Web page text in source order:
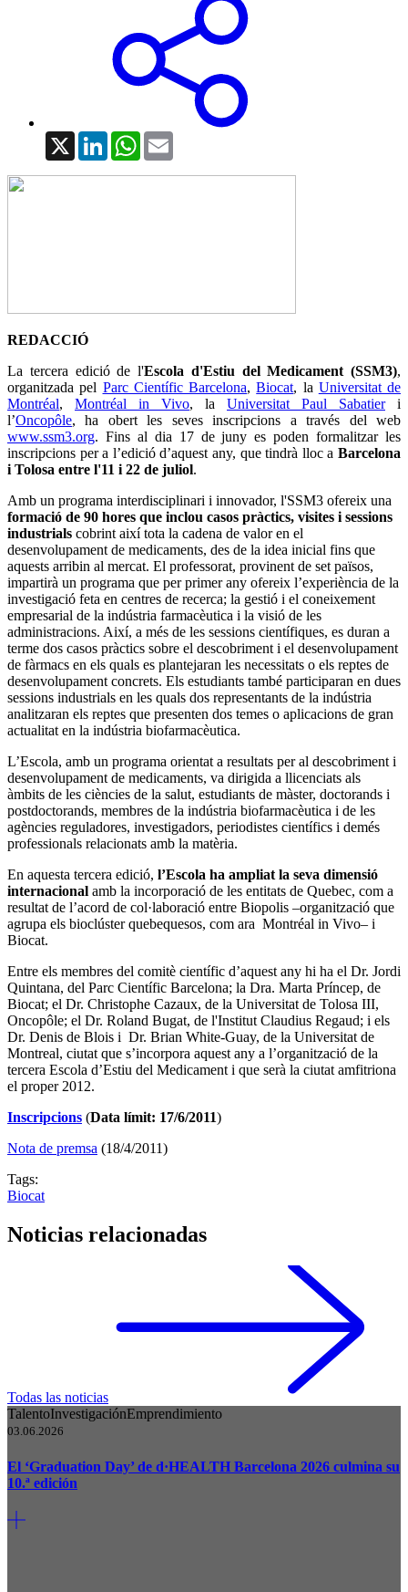
X LinkedInWhatsApp
REDACCIÓ
La tercera edició de l'Escola d'Estiu del Medicament (SSM3),
organitzada pel Parc Científic Barcelona,Biocat, la Universitat de
Montréal, Montréal in Vivo, la Universitat Paul Sabatieri
l’Oncopôle, ha obert les seves inscripcions a través del web
www.ssm3.org. Fins al dia 17 de juny es poden formalitzar les
inscripcions per a l’edició d’aquest any, que tindrà lloc a Barcelona
i Tolosa entre l'11 i 22 de juliol.
Amb un programa interdisciplinari i innovador, l'SSM3 ofereix una
formació de 90 hores que inclou casos pràctics, visites i sessions
industrials cobrint així tota la cadena de valor en el
desenvolupament de medicaments, des de la idea inicial fins que
aquests arribin al mercat. El professorat, provinent de set països,
impartirà un programa que per primer any ofereix l’experiència de la
investigació feta en centres de recerca; la gestió i el coneixement
empresarial de la indústria farmacèutica i la visió de les
administracions. Així, a més de les sessions científiques, es duran a
terme dos casos pràctics sobre el descobriment i el desenvolupament
de fàrmacs en els quals es plantejaran les necessitats o els reptes de
desenvolupament concrets. Els estudiants també participaran en dues
sessions industrials en les quals dos representants de la indústria
analitzaran els reptes que presenten dos temes o aplicacions de gran
actualitat en la indústria biofarmacèutica.
L’Escola, amb un programa orientat a resultats per al descobriment i
desenvolupament de medicaments, va dirigida a llicenciats als
àmbits de les ciències de la salut, estudiants de màster, doctorands i
postdoctorands, membres de la indústria biofarmacèutica i de les
agències reguladores, investigadors, periodistes científics i demés
professionals relacionats amb la matèria.
En aquesta tercera edició, l’Escola ha ampliat la seva dimensió
internacional amb la incorporació de les entitats de Quebec, com a
resultat de l’acord de col·laboració entre Biopolis –organització que
agrupa els bioclúster quebequesos, com ara Montréal in Vivo– i
Biocat.
Entre els membres del comitè científic d’aquest any hi ha el Dr. Jordi
Quintana, del Parc Científic Barcelona; la Dra. Marta Príncep, de
Biocat; el Dr. Christophe Cazaux, de la Universitat de Tolosa III,
Oncopôle; el Dr. Roland Bugat, de l'Institut Claudius Regaud; i els
Dr. Denis de Blois i Dr. Brian White-Guay, de la Universitat de
Montreal, ciutat que s’incorpora aquest any a l’organització de la
tercera Escola d’Estiu del Medicament i que serà la ciutat amfitriona
el proper 2012.
Inscripcions (Data límit: 17/6/2011)
Nota de premsa (18/4/2011)
Tags:
Biocat
Noticias relacionadas
Todas las noticias
TalentoInvestigaciónEmprendimiento
03.06.2026
El ‘Graduation Day’ de d·HEALTH Barcelona 2026 culmina su
10.ª edición